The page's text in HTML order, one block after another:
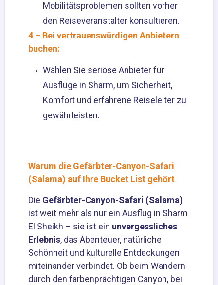
Mobilitätsproblemen sollten vorher
den Reiseveranstalter konsultieren.
4 – Bei vertrauenswürdigen Anbietern
buchen:
Wählen Sie seriöse Anbieter für
Ausflüge in Sharm, um Sicherheit,
Komfort und erfahrene Reiseleiter zu
gewährleisten.
Warum die Gefärbter-Canyon-Safari
(Salama) auf Ihre Bucket List gehört
Die Gefärbter-Canyon-Safari (Salama)
ist weit mehr als nur ein Ausflug in Sharm
El Sheikh – sie ist ein unvergessliches
Erlebnis, das Abenteuer, natürliche
Schönheit und kulturelle Entdeckungen
miteinander verbindet. Ob beim Wandern
durch den farbenprächtigen Canyon, bei